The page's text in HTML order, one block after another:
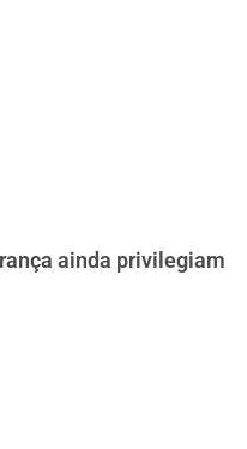
ainda privilegiam